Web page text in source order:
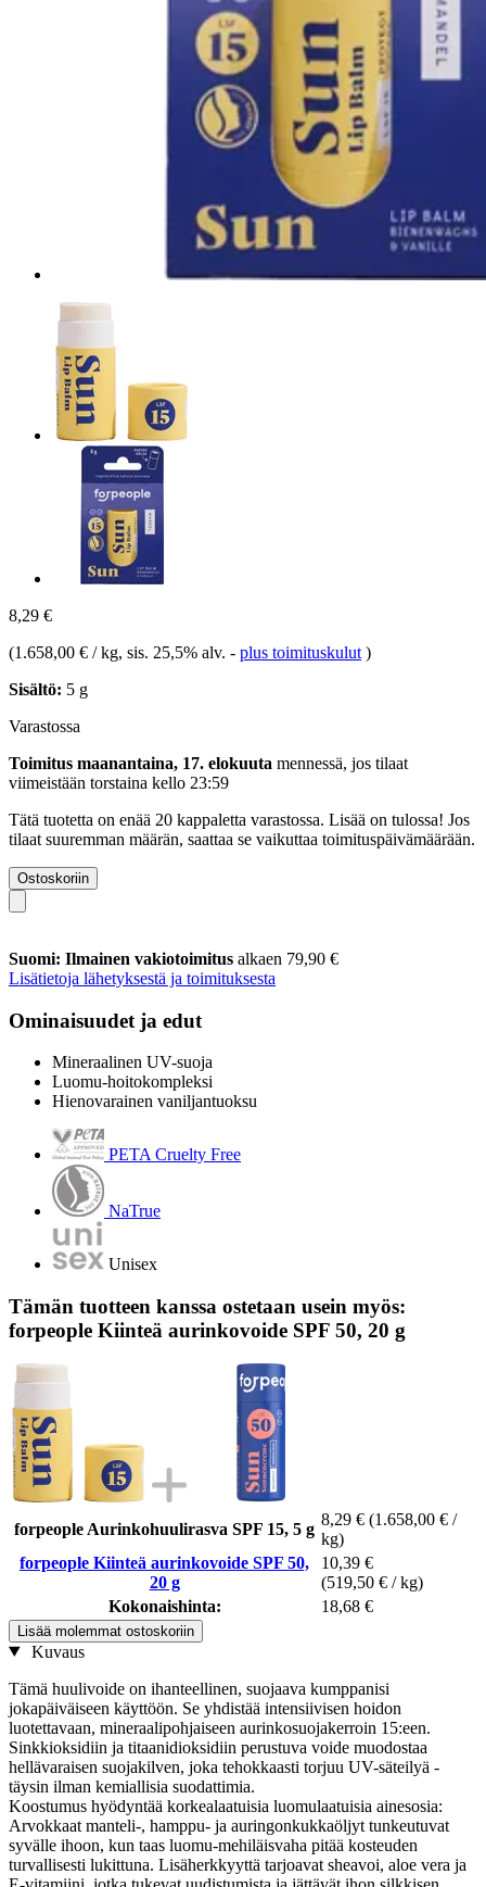
8,29 €
(1.658,00 € / kg, sis. 25,5% alv. - plus toimituskulut )
Sisältö: 5 g
Varastossa
Toimitus maanantaina, 17. elokuuta mennessä, jos tilaat
viimeistään torstaina kello 23:59
Tätä tuotetta on enää 20 kappaletta varastossa. Lisää on tulossa! Jos
tilaat suuremman määrän, saattaa se vaikuttaa toimituspäivämäärään.
Ostoskoriin
Suomi: Ilmainen vakiotoimitus alkaen 79,90 €
Lisätietoja lähetyksestä ja toimituksesta
Ominaisuudet ja edut
Mineraalinen UV-suoja
Luomu-hoitokompleksi
Hienovarainen vaniljantuoksu
PETA Cruelty Free
NaTrue
Unisex
Tämän tuotteen kanssa ostetaan usein myös:
forpeople Kiinteä aurinkovoide SPF 50, 20 g
forpeople Aurinkohuulirasva SPF 15, 5 g
8,29 € (1.658,00 € /
kg)
forpeople Kiinteä aurinkovoide SPF 50,
20 g
10,39 €
(519,50 € / kg)
Kokonaishinta:
18,68 €
Lisää molemmat ostoskoriin
Kuvaus
Tämä huulivoide on ihanteellinen, suojaava kumppanisi
jokapäiväiseen käyttöön. Se yhdistää intensiivisen hoidon
luotettavaan, mineraalipohjaiseen aurinkosuojakerroin 15:een.
Sinkkioksidiin ja titaanidioksidiin perustuva voide muodostaa
hellävaraisen suojakilven, joka tehokkaasti torjuu UV-säteilyä -
täysin ilman kemiallisia suodattimia.
Koostumus hyödyntää korkealaatuisia luomulaatuisia ainesosia:
Arvokkaat manteli-, hamppu- ja auringonkukkaöljyt tunkeutuvat
syvälle ihoon, kun taas luomu-mehiläisvaha pitää kosteuden
turvallisesti lukittuna. Lisäherkkyyttä tarjoavat sheavoi, aloe vera ja